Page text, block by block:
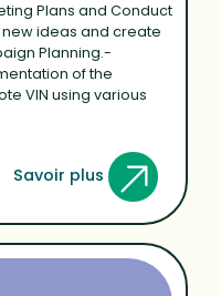
Plans and Conduct
ideas and create
Planning.-
of the
VIN using various
Savoir plus